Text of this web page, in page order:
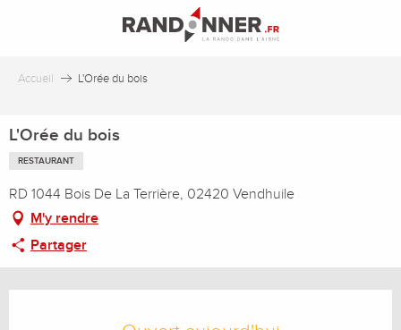
principal
Accueil L'Orée du bois
L'Orée du bois
RESTAURANT
RD 1044 Bois De La Terrière, 02420 Vendhuile
M'y rendre
Partager